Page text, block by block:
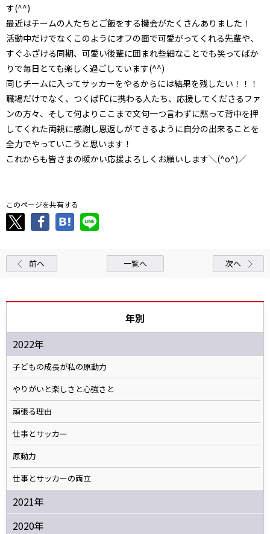
す(^^)
最近はチームの人たちとご飯をする機会がたくさんありました！
活動中だけでなくこのようにオフの面で可愛がってくれる先輩や、
すぐふざける同期、可愛い後輩に囲まれ些細なことでも笑ってばか
りで毎日とても楽しく過ごしています(^^)
同じチームに入ってサッカーをやるからには結果を残したい！！！
職場だけでなく、つくばFCに携わる人たち、応援してくださるファ
ンの方々、そして何よりここまで文句一つ言わずに黙って背中を押
してくれた両親に感謝し恩返しがてきるように自分の出来ることを
全力でやっていこうと思います！
これからも皆さまの暖かい応援よろしくお願いします＼(^o^)／
このページを共有する
前へ 一覧へ 次へ
年別
2022年
子どもの成長が私の原動力
やりがいと楽しさと心強さと
頑張る理由
仕事とサッカー
原動力
仕事とサッカーの両立
2021年
2020年